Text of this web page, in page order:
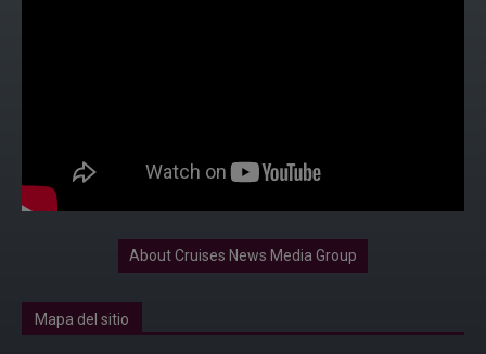
About Cruises News Media Group
Mapa del sitio